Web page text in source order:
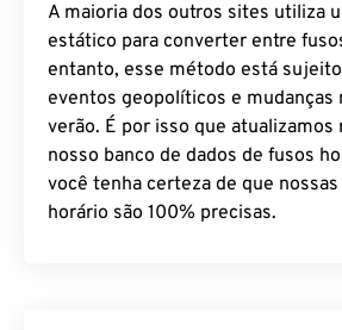
A maioria dos outros sites utiliza
estático para converter entre
entanto, esse método está
eventos geopolíticos e mudanças
verão. É por isso que
nosso banco de dados de fusos
você tenha certeza de que
horário são 100% precisas.